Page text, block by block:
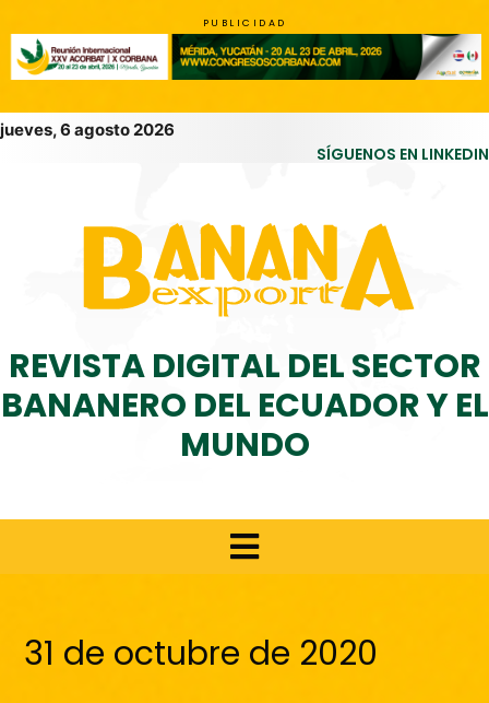
PUBLICIDAD
jueves, 6 agosto 2026
SÍGUENOS EN LINKEDIN
REVISTA DIGITAL DEL SECTOR
BANANERO DEL ECUADOR Y EL
MUNDO
31 de octubre de 2020